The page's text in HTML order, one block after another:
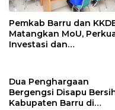
Pemkab Barru dan
Matangkan MoU,
Investasi dan
Dua Penghargaan
Bergengsi Disapu
Kabupaten Barru di